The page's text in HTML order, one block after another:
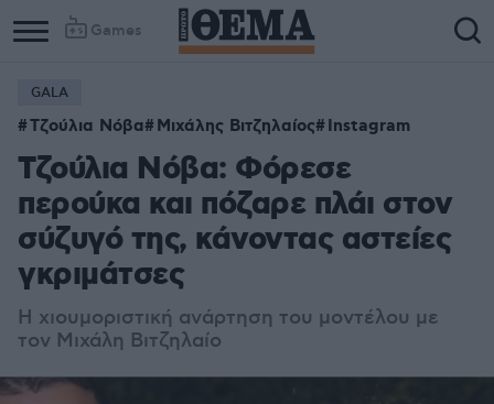
Games
GALA
Τζούλια Νόβα Μιχάλης Βιτζηλαίος Instagram
Τζούλια Νόβα: Φόρεσε
περούκα και πόζαρε πλάι στον
σύζυγό της, κάνοντας αστείες
γκριμάτσες
Η χιουμοριστική ανάρτηση του μοντέλου με
τον Μιχάλη Βιτζηλαίο